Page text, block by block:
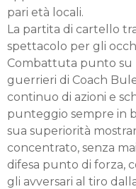
pari età locali.
La partita di cartello
spettacolo per gli
Combattuta punto su
guerrieri di Coach
continuo di azioni e
punteggio sempre in
sua superiorità
concentrato, senza
difesa punto di forza,
gli avversari al tiro